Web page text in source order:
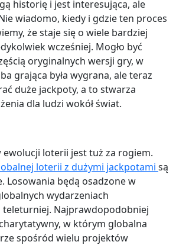
historię i jest interesująca, ale
wiadomo, kiedy i gdzie ten proces
że staje się o wiele bardziej
wcześniej. Mogło być
oryginalnych wersji gry, w
grająca była wygrana, ale teraz
duże jackpoty, a to stwarza
dla ludzi wokół świat.
ewolucji loterii jest tuż za rogiem.
loterii z dużymi jackpotami są
Losowania będą osadzone w
wydarzeniach
teleturniej. Najprawdopodobniej
w którym globalna
spośród wielu projektów